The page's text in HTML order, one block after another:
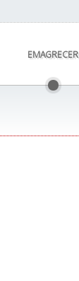
EMAGRECER